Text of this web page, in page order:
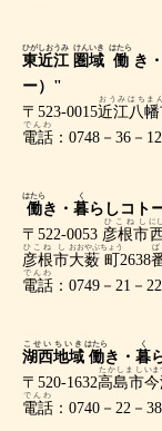
東近江
ひがしおうみ
圏域
けんいき
働
はたら
き・
ー）"
〒523-0015近江八
おうみはちま
電話
でんわ
：0748－36－
働
はたら
き・ 暮
く
らしコト
〒522-0053 彦根市
ひこねし に
彦根
ひこね
市
し
大薮
おおやぶ
町
ちょう
2638
ば
電話
でんわ
：0749－21－
湖西
こせい
地域
ちいき
働
はたら
き・ 暮
く
〒520-1632高島市
たかしまし いま
電話
でんわ
：0740－22－